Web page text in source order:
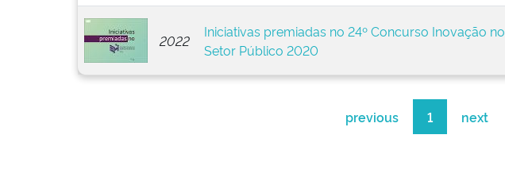
2022
Iniciativas premiadas no 24º Concurso Inovação no
Setor Público 2020
previous 1 next